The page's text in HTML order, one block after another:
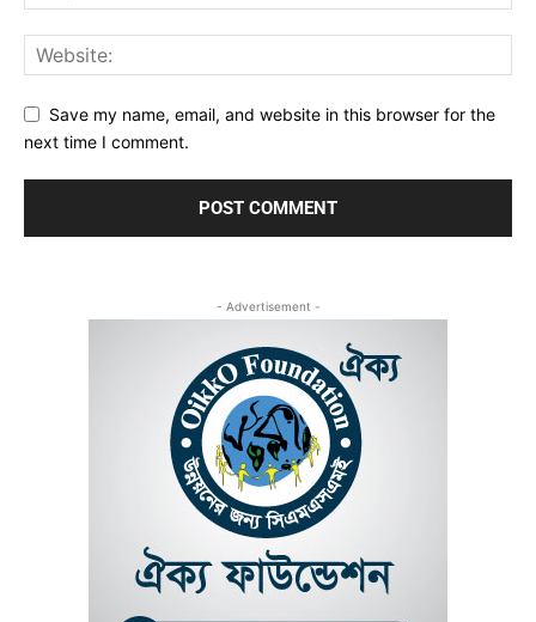
Save my name, email, and website in this browser for the
next time I comment.
- Advertisement -